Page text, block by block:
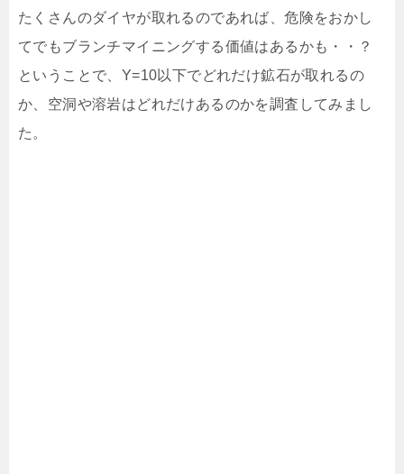
たくさんのダイヤが取れるのであれば、危険をおかし
てでもブランチマイニングする価値はあるかも・・？
ということで、Y=10以下でどれだけ鉱石が取れるの
か、空洞や溶岩はどれだけあるのかを調査してみまし
た。